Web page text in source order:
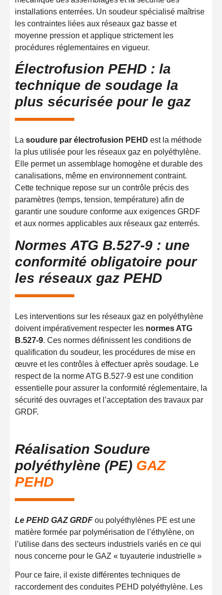
installations enterrées. Un soudeur spécialisé maîtrise
les contraintes liées aux réseaux gaz basse et
moyenne pression et applique strictement les
procédures réglementaires en vigueur.
Électrofusion PEHD : la
technique de soudage la
plus sécurisée pour le gaz
La soudure par électrofusion PEHD est la méthode
la plus utilisée pour les réseaux gaz en polyéthylène.
Elle permet un assemblage homogène et durable des
canalisations, même en environnement contraint.
Cette technique repose sur un contrôle précis des
paramètres (temps, tension, température) afin de
garantir une soudure conforme aux exigences GRDF
et aux normes applicables aux réseaux gaz enterrés.
Normes ATG B.527-9 : une
conformité obligatoire pour
les réseaux gaz PEHD
Les interventions sur les réseaux gaz en polyéthylène
doivent impérativement respecter les normes ATG
B.527-9. Ces normes définissent les conditions de
qualification du soudeur, les procédures de mise en
œuvre et les contrôles à effectuer après soudage. Le
respect de la norme ATG B.527-9 est une condition
essentielle pour assurer la conformité réglementaire, la
sécurité des ouvrages et l’acceptation des travaux par
GRDF.
Réalisation Soudure
polyéthylène (PE) GAZ
PEHD
Le PEHD GAZ GRDF ou polyéthylènes PE est une
matière formée par polymérisation de l’éthylène, on
l’utilise dans des secteurs industriels variés en ce qui
nous concerne pour le GAZ « tuyauterie industrielle »
Pour ce faire, il existe différentes techniques de
raccordement des conduites PEHD polyéthylène. Les